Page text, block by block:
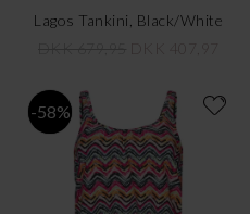
Lagos Tankini, Black/White
-58%